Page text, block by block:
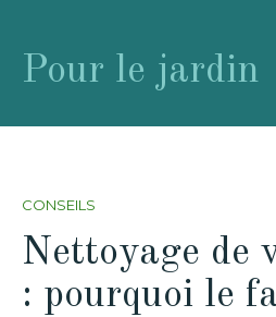
Pour le jardin
CONSEILS
Nettoyage de
: pourquoi le